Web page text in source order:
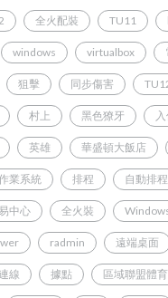
全火配裝 TU11
windows virtualbox
狙擊 同步傷害
村上 黑色獠牙
英雄 華盛頓大飯店
業系統 排程 自動排程
中心 全火裝
radmin 遠端桌面
線 據點 區域聯盟體